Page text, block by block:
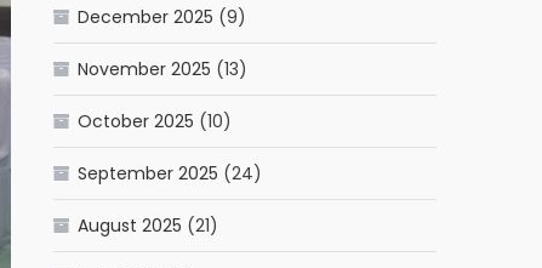
December 2025 (9)
November 2025 (13)
October 2025 (10)
September 2025 (24)
August 2025 (21)